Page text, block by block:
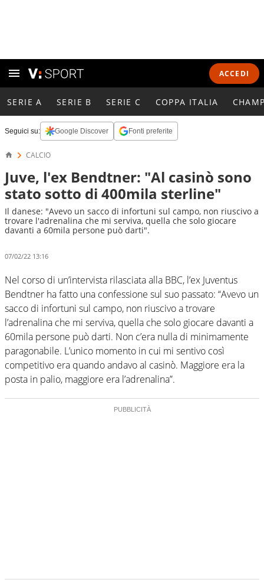
ACCEDI
SERIE A SERIE B SERIE C COPPA ITALIA
Seguici su: Google Discover Fonti preferite
CALCIO
Juve, l'ex Bendtner: "Al casinò sono
stato sotto di 400mila sterline"
Il danese: "Avevo un sacco di infortuni sul campo, non riuscivo a
trovare l'adrenalina che mi serviva, quella che solo giocare
davanti a 60mila persone può darti".
07/02/22 13:16
Nel corso di un’intervista rilasciata alla BBC, l’ex Juventus
Bendtner ha fatto una confessione sul suo passato: “Avevo un
sacco di infortuni sul campo, non riuscivo a trovare
l’adrenalina che mi serviva, quella che solo giocare davanti a
60mila persone può darti. Non c’era nulla di minimamente
paragonabile. L’unico momento in cui mi sentivo così
competitivo era quando andavo al casinò. Maggiore era la
posta in palio, maggiore era l’adrenalina”.